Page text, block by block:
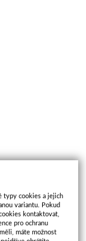
typy cookies a jejich
variantu. Pokud
kontaktovat,
pro ochranu
máte možnost